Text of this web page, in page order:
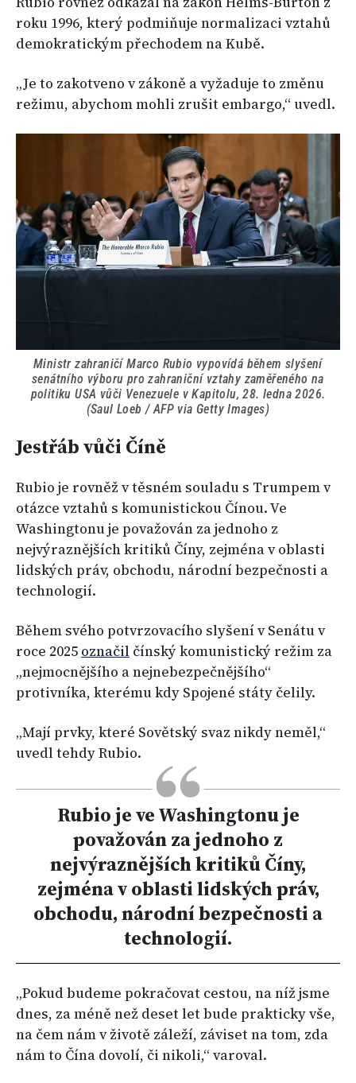
roku 1996, který podmiňuje normalizaci vztahů
demokratickým přechodem na Kubě.
„Je to zakotveno v zákoně a vyžaduje to změnu
režimu, abychom mohli zrušit embargo,“ uvedl.
Ministr zahraničí Marco Rubio vypovídá během slyšení
senátního výboru pro zahraniční vztahy zaměřeného na
politiku USA vůči Venezuele v Kapitolu, 28. ledna 2026.
(Saul Loeb / AFP via Getty Images)
Jestřáb vůči Číně
Rubio je rovněž v těsném souladu s Trumpem v
otázce vztahů s komunistickou Čínou. Ve
Washingtonu je považován za jednoho z
nejvýraznějších kritiků Číny, zejména v oblasti
lidských práv, obchodu, národní bezpečnosti a
technologií.
Během svého potvrzovacího slyšení v Senátu v
roce 2025 označil čínský komunistický režim za
„nejmocnějšího a nejnebezpečnějšího“
protivníka, kterému kdy Spojené státy čelily.
„Mají prvky, které Sovětský svaz nikdy neměl,“
uvedl tehdy Rubio.
Rubio je ve Washingtonu je
považován za jednoho z
nejvýraznějších kritiků Číny,
zejména v oblasti lidských práv,
obchodu, národní bezpečnosti a
technologií.
„Pokud budeme pokračovat cestou, na níž jsme
dnes, za méně než deset let bude prakticky vše,
na čem nám v životě záleží, záviset na tom, zda
nám to Čína dovolí, či nikoli,“ varoval.